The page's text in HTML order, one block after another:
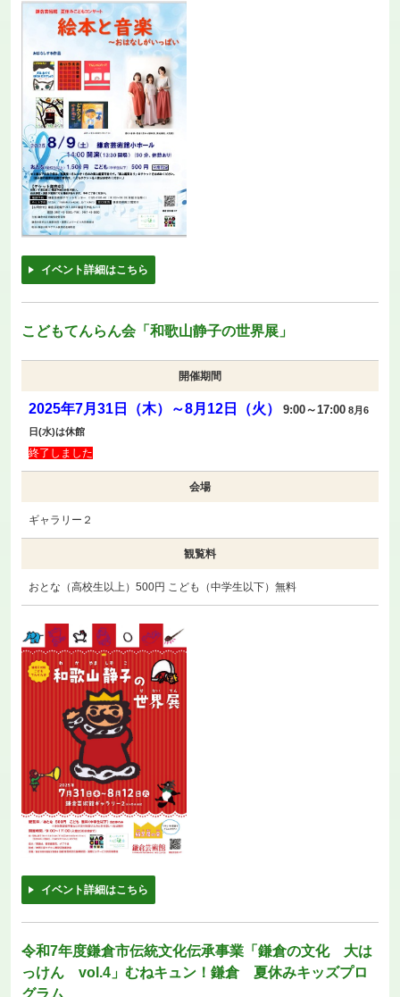
イベント詳細はこちら
こどもてんらん会「和歌山静子の世界展」
開催期間
2025年7月31日（木）～8月12日（火） 9:00～17:00 8月6
日(水)は休館
終了しました
会場
ギャラリー２
観覧料
おとな（高校生以上）500円 こども（中学生以下）無料
イベント詳細はこちら
令和7年度鎌倉市伝統文化伝承事業「鎌倉の文化 大は
っけん vol.4」むねキュン！鎌倉 夏休みキッズプロ
グラム